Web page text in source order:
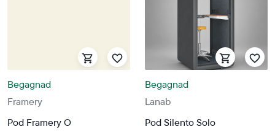
Framery
Begagnad
Pod Framery O
Lanab
Begagnad
Pod Silento Solo